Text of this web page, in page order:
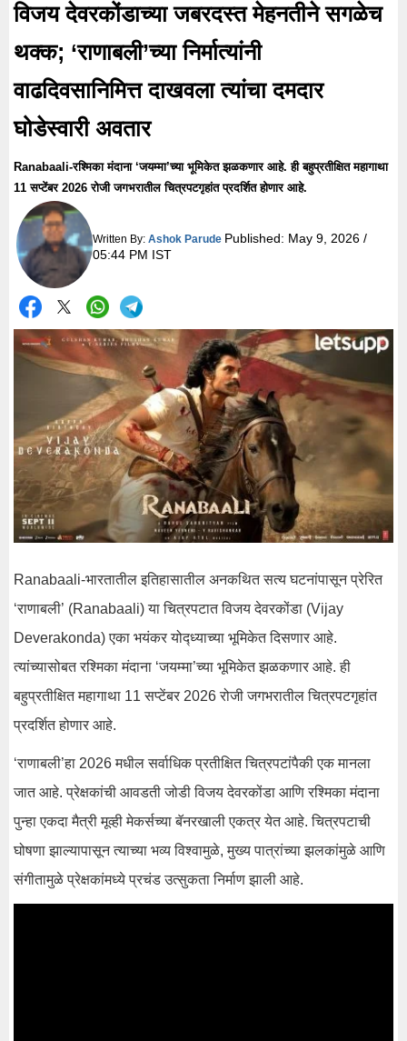
विजय देवरकोंडाच्या जबरदस्त मेहनतीने सगळेच
थक्क; ‘राणाबली’च्या निर्मात्यांनी
वाढदिवसानिमित्त दाखवला त्यांचा दमदार
घोडेस्वारी अवतार
Ranabaali-रश्मिका मंदाना ‘जयम्मा’च्या भूमिकेत झळकणार आहे. ही बहुप्रतीक्षित महागाथा
11 सप्टेंबर 2026 रोजी जगभरातील चित्रपटगृहांत प्रदर्शित होणार आहे.
Written By:Ashok Parude Published: May 9, 2026 /
05:44 PM IST
Ranabaali-भारतातील इतिहासातील अनकथित सत्य घटनांपासून प्रेरित
‘राणाबली’ (Ranabaali) या चित्रपटात विजय देवरकोंडा (Vijay
Deverakonda) एका भयंकर योद्ध्याच्या भूमिकेत दिसणार आहे.
त्यांच्यासोबत रश्मिका मंदाना ‘जयम्मा’च्या भूमिकेत झळकणार आहे. ही
बहुप्रतीक्षित महागाथा 11 सप्टेंबर 2026 रोजी जगभरातील चित्रपटगृहांत
प्रदर्शित होणार आहे.
‘राणाबली’हा 2026 मधील सर्वाधिक प्रतीक्षित चित्रपटांपैकी एक मानला
जात आहे. प्रेक्षकांची आवडती जोडी विजय देवरकोंडा आणि रश्मिका मंदाना
पुन्हा एकदा मैत्री मूव्ही मेकर्सच्या बॅनरखाली एकत्र येत आहे. चित्रपटाची
घोषणा झाल्यापासून त्याच्या भव्य विश्वामुळे, मुख्य पात्रांच्या झलकांमुळे आणि
संगीतामुळे प्रेक्षकांमध्ये प्रचंड उत्सुकता निर्माण झाली आहे.